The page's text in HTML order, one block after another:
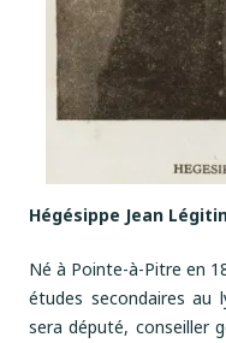
Hégésippe Jean
Né à Pointe-à-Pitre en
études secondaires au
sera député, conseiller